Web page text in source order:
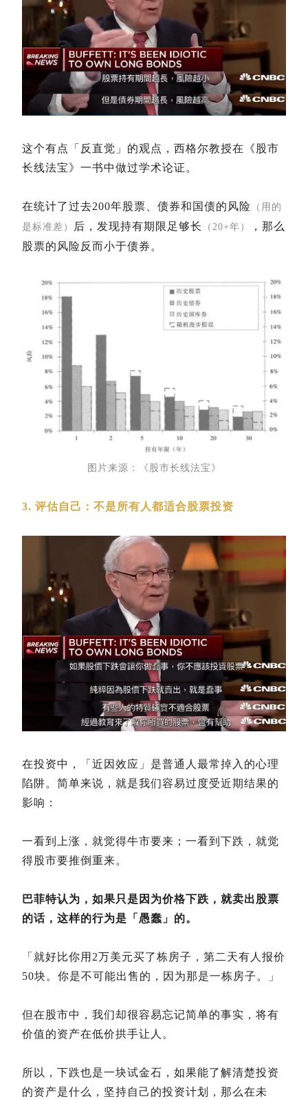
这个有点「反直觉」的观点，西格尔教授在《股市
长线法宝》一书中做过学术论证。
在统计了过去200年股票、债券和国债的风险
（用的
是标准差）
后，发现持有期限足够长 （20+年）
，那么
股票的风险反而小于债券。
图片来源：《股市长线法宝》
3. 评估自己：不是所有人都适合股票投资
在投资中，「近因效应」是普通人最常掉入的心理
陷阱。简单来说，就是我们容易过度受近期结果的
影响：
一看到上涨，就觉得牛市要来；一看到下跌，就觉
得股市要推倒重来。
巴菲特认为，如果只是因为价格下跌，就卖出股票
的话，这样的行为是「愚蠢」的。
「就好比你用2万美元买了栋房子，第二天有人报价
50块。你是不可能出售的，因为那是一栋房子。」
但在股市中，我们却很容易忘记简单的事实，将有
价值的资产在低价拱手让人。
所以，下跌也是一块试金石，如果能了解清楚投资
的资产是什么，坚持自己的投资计划，那么在未